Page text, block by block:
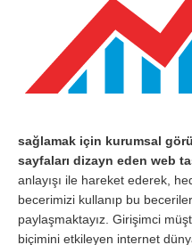
sağlamak için kurumsal
sayfaları dizayn eden web
anlayışı ile hareket ederek,
becerimizi kullanıp bu
paylaşmaktayız. Girişimci
biçimini etkileyen internet